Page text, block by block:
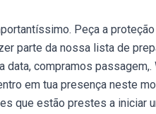
Peça a
parte da nossa lista de
compramos
em tua presença neste
que estão prestes a iniciar